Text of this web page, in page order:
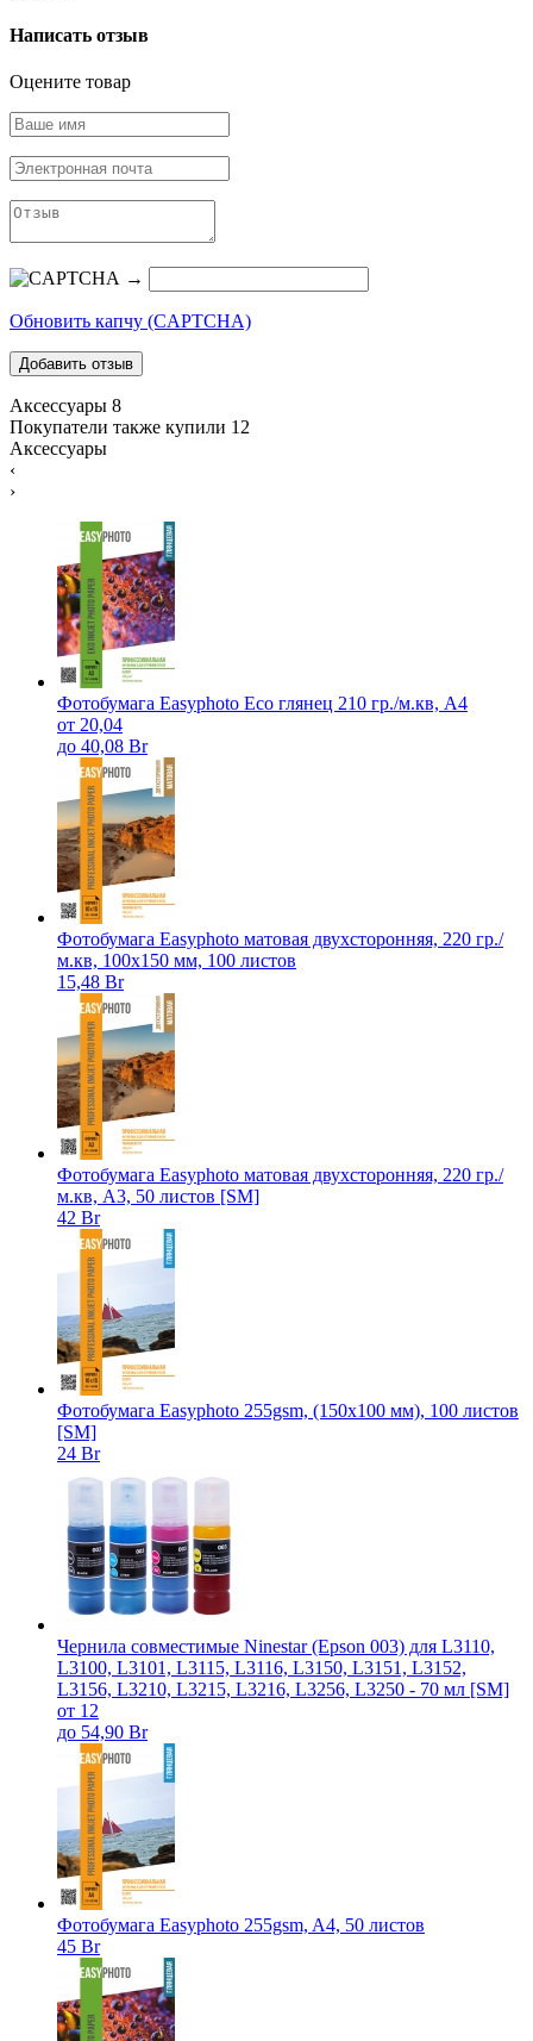
Написать отзыв
Оцените товар
→
Обновить капчу (CAPTCHA)
Аксессуары 8
Покупатели также купили 12
Аксессуары
‹
›
Фотобумага Easyphoto Eco глянец 210 гр./м.кв, A4
от 20,04
до 40,08 Br
Фотобумага Easyphoto матовая двухсторонняя, 220 гр./
м.кв, 100х150 мм, 100 листов
15,48 Br
Фотобумага Easyphoto матовая двухсторонняя, 220 гр./
м.кв, А3, 50 листов [SM]
42 Br
Фотобумага Easyphoto 255gsm, (150x100 мм), 100 листов
[SM]
24 Br
Чернила совместимые Ninestar (Epson 003) для L3110,
L3100, L3101, L3115, L3116, L3150, L3151, L3152,
L3156, L3210, L3215, L3216, L3256, L3250 - 70 мл [SM]
от 12
до 54,90 Br
Фотобумага Easyphoto 255gsm, A4, 50 листов
45 Br